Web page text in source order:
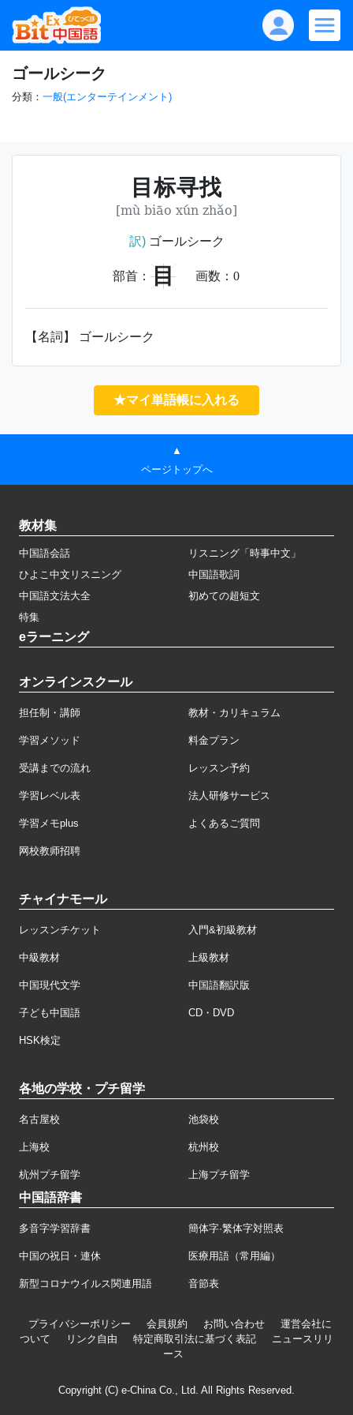
ゴールシーク
分類： 一般(エンターテインメント)
目标寻找
[mù biāo xún zhǎo]
訳)ゴールシーク
部首： 目 画数： 0
【名詞】 ゴールシーク
★マイ単語帳に入れる
▲
ページトップへ
教材集
中国語会話
リスニング「時事中文」
ひよこ中文リスニング
中国語歌詞
中国語文法大全
初めての超短文
特集
eラーニング
オンラインスクール
担任制・講師 教材・カリキュラム
学習メソッド 料金プラン
受講までの流れ レッスン予約
学習レベル表 法人研修サービス
学習メモplus よくあるご質問
网校教师招聘
チャイナモール
レッスンチケット 入門&初級教材
中級教材 上級教材
中国現代文学 中国語翻訳版
子ども中国語 CD・DVD
HSK検定
各地の学校・プチ留学
名古屋校 池袋校
上海校 杭州校
杭州プチ留学 上海プチ留学
中国語辞書
多音字学習辞書 簡体字·繁体字対照表
中国の祝日・連休 医療用語（常用編）
新型コロナウイルス関連用語 音節表
プライバシーポリシー 会員規約 お問い合わせ
運営会社に
ついて
リンク自由 特定商取引法に基づく表記
ニュースリリ
ース
Copyright (C) e-China Co., Ltd. All Rights Reserved.